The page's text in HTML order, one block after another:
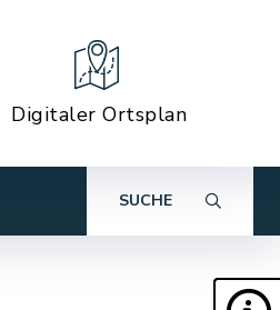
Digitaler Ortsplan
SUCHE